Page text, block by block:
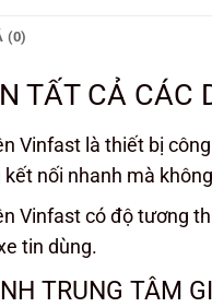
(0)
TẤT CẢ CÁC
Vinfast là thiết bị
nối nhanh mà
Vinfast có độ tương
tin dùng.
TRUNG TÂM